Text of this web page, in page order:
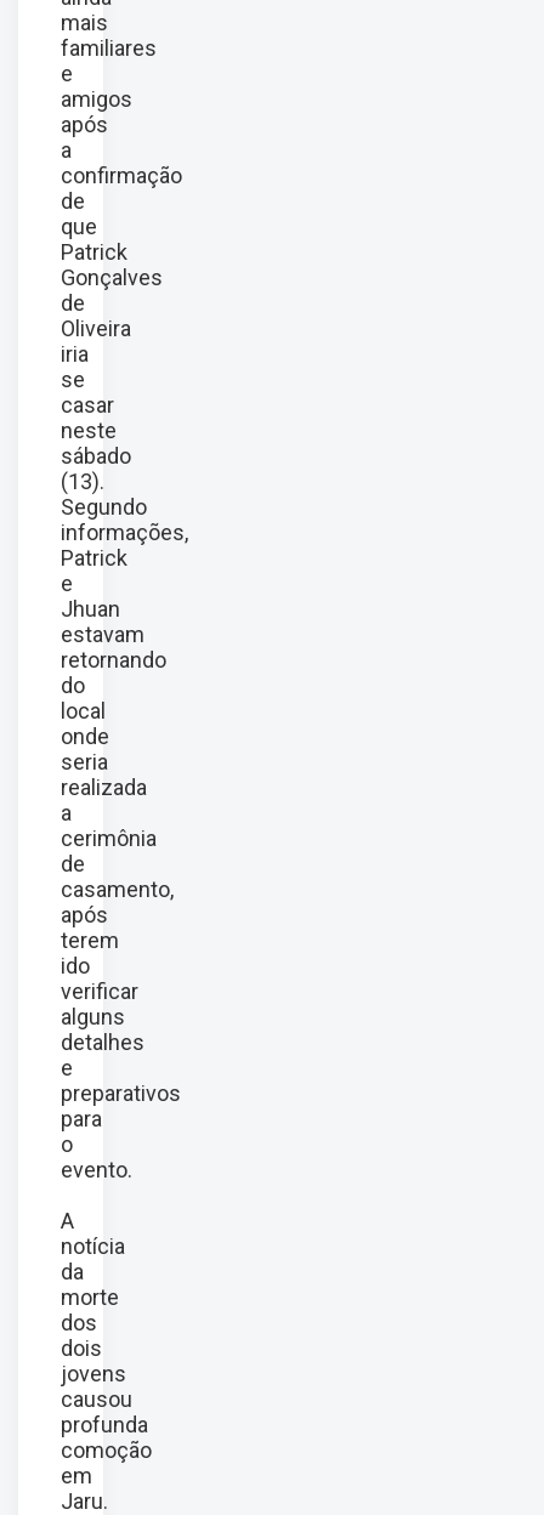
mais
familiares
e
amigos
após
a
confirmação
de
que
Patrick
Gonçalves
de
Oliveira
iria
se
casar
neste
sábado
(13).
Segundo
informações,
Patrick
e
Jhuan
estavam
retornando
do
local
onde
seria
realizada
a
cerimônia
de
casamento,
após
terem
ido
verificar
alguns
detalhes
e
preparativos
para
o
evento.
A
notícia
da
morte
dos
dois
jovens
causou
profunda
comoção
em
Jaru.